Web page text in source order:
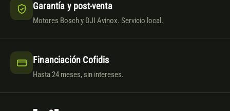
Garantía y post-venta
Motores Bosch y DJI Avinox. Servicio local.
Financiación Cofidis
Hasta 24 meses, sin intereses.